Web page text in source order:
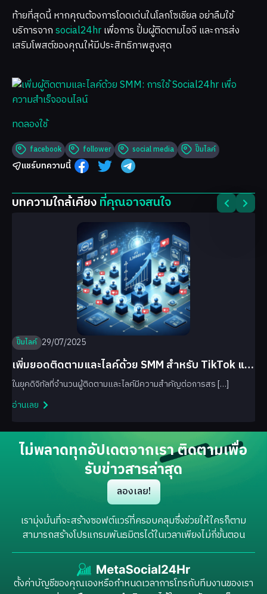
ท้ายที่สุดนี้ หากคุณต้องการโดดเด่นในโลกโซเชียล อย่าลืมใช้
บริการจากsocial24hrเพื่อการ ปั้มผู้ติดตามไอจี และการส่ง
เสริมโพสต์ของคุณให้มีประสิทธิภาพสูงสุด
ทดลองใช้
facebook follower social media ปั๊มไลค์
แชร์บทความนี้
บทความใกล้เคียงที่คุณอาจสนใจ
ปั๊มไลค์ 29/07/2025
เพิ่มยอดติดตามและไลค์ด้วย SMM สำหรับ TikTok และ
Facebook
ในยุคดิจิทัลที่จำนวนผู้ติดตามและไลค์มีความสำคัญต่อการสร […]
อ่านเลย
ไม่พลาดทุกอัปเดตจากเรา ติดตามเพื่อ
รับข่าวสารล่าสุด
ลองเลย!
เรามุ่งมั่นที่จะสร้างซอฟต์แวร์ที่ครอบคลุมซึ่งช่วยให้ใครก็ตาม
สามารถสร้างโปรแกรมพันธมิตรได้ในเวลาเพียงไม่กี่ขั้นตอน
ตั้งค่าบัญชีของคุณเองหรือกำหนดเวลาการโทรกับทีมงานของเรา